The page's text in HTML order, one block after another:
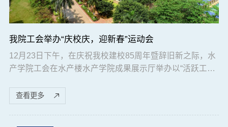
我院工会举办“庆校庆，迎新春”运动会
12月23日下午，在庆祝我校建校85周年暨辞旧新之际，水
产学院工会在水产楼水产学院成果展示厅举办以“活跃工作
庆迎新春”运动会。比赛项目包括象棋、五子棋等。运动会
得到教工热烈欢迎，踊跃参赛。比赛中，选手们本着“切磋
查看更多